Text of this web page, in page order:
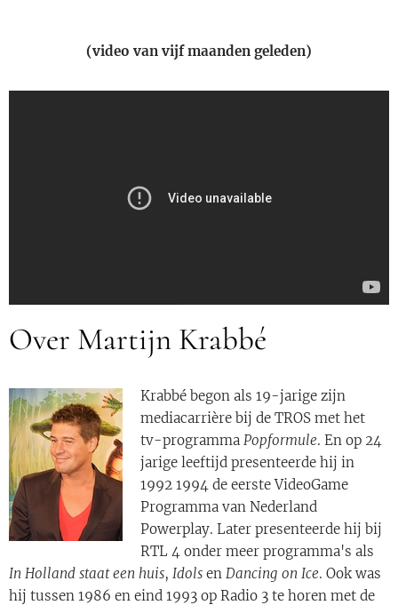
(video van vijf maanden geleden)
Over Martijn Krabbé
Krabbé begon als 19-jarige zijn
mediacarrière bij de TROS met het
tv-programma Popformule. En op 24
jarige leeftijd presenteerde hij in
1992 1994 de eerste VideoGame
Programma van Nederland
Powerplay. Later presenteerde hij bij
RTL 4 onder meer programma's als
In Holland staat een huis, Idols en Dancing on Ice. Ook was
hij tussen 1986 en eind 1993 op Radio 3 te horen met de